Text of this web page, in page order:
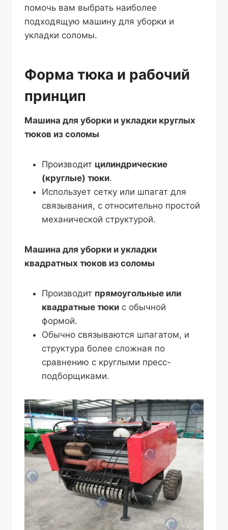
помочь вам выбрать наиболее
подходящую машину для уборки и
укладки соломы.
Форма тюка и рабочий
принцип
Машина для уборки и укладки круглых
тюков из соломы
Производит цилиндрические
(круглые) тюки.
Использует сетку или шпагат для
связывания, с относительно простой
механической структурой.
Машина для уборки и укладки
квадратных тюков из соломы
Производит прямоугольные или
квадратные тюки с обычной
формой.
Обычно связываются шпагатом, и
структура более сложная по
сравнению с круглыми пресс-
подборщиками.